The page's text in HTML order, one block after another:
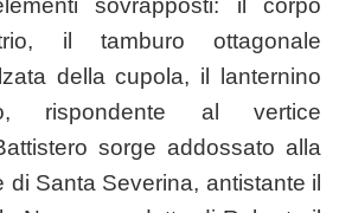
il tamburo ottagonale
della cupola, il lanternino
rispondente al vertice
sorge addossato alla
di Santa Severina, antistante il